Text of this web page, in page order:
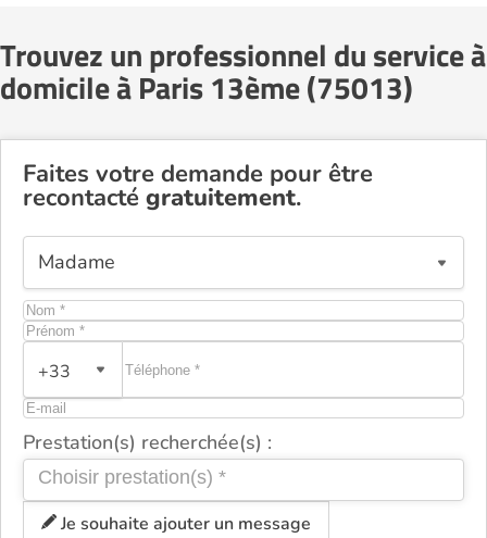
Trouvez un professionnel du service à
domicile à Paris 13ème (75013)
Faites votre demande pour être
recontacté gratuitement.
+33
Prestation(s) recherchée(s) :
Je souhaite ajouter un message